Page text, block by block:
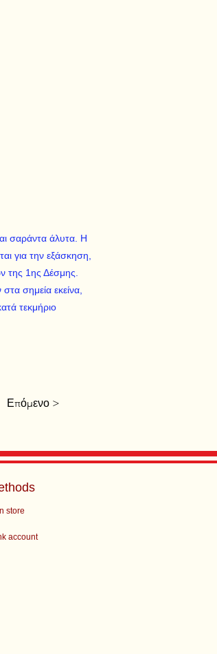
σαράντα άλυτα. Η
για την εξάσκηση,
της 1ης Δέσμης.
σημεία εκείνα,
τεκμήριο
Επόμενο >
store
account